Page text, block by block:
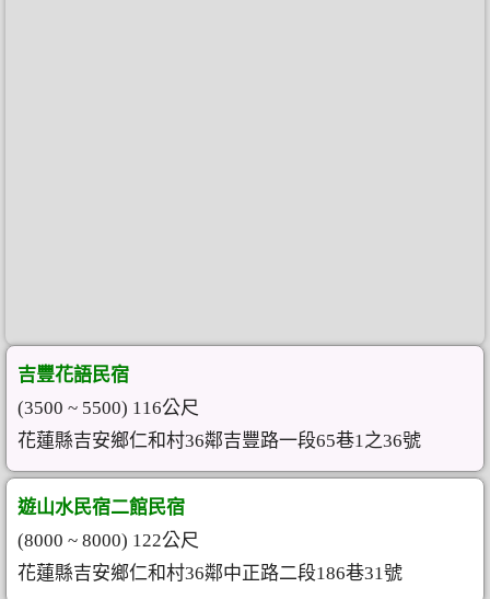
吉豐花語民宿
(3500 ~ 5500) 116公尺
花蓮縣吉安鄉仁和村36鄰吉豐路一段65巷1之36號
遊山水民宿二館民宿
(8000 ~ 8000) 122公尺
花蓮縣吉安鄉仁和村36鄰中正路二段186巷31號